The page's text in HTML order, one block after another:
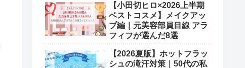
【小田切ヒロ×2026上半期
ベストコスメ】メイクアッ
プ編｜元美容部員目線 アラ
フィフが選んだ8選
【2026夏版】ホットフラッ
シュの滝汗対策｜50代の私